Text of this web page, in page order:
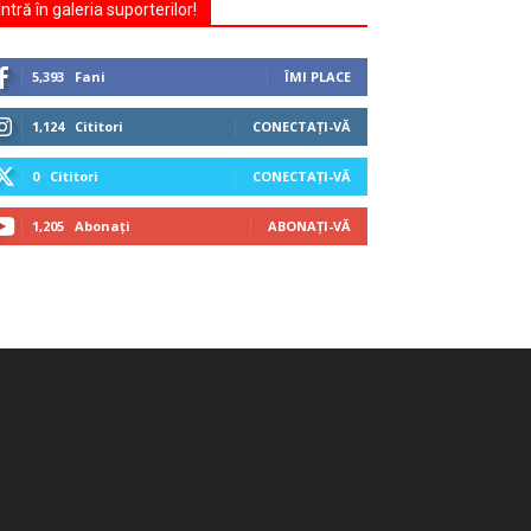
Intră în galeria suporterilor!
5,393 Fani ÎMI PLACE
1,124 Cititori CONECTAȚI-VĂ
0 Cititori CONECTAȚI-VĂ
1,205 Abonați ABONAȚI-VĂ